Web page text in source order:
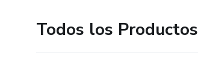
Todos los Productos